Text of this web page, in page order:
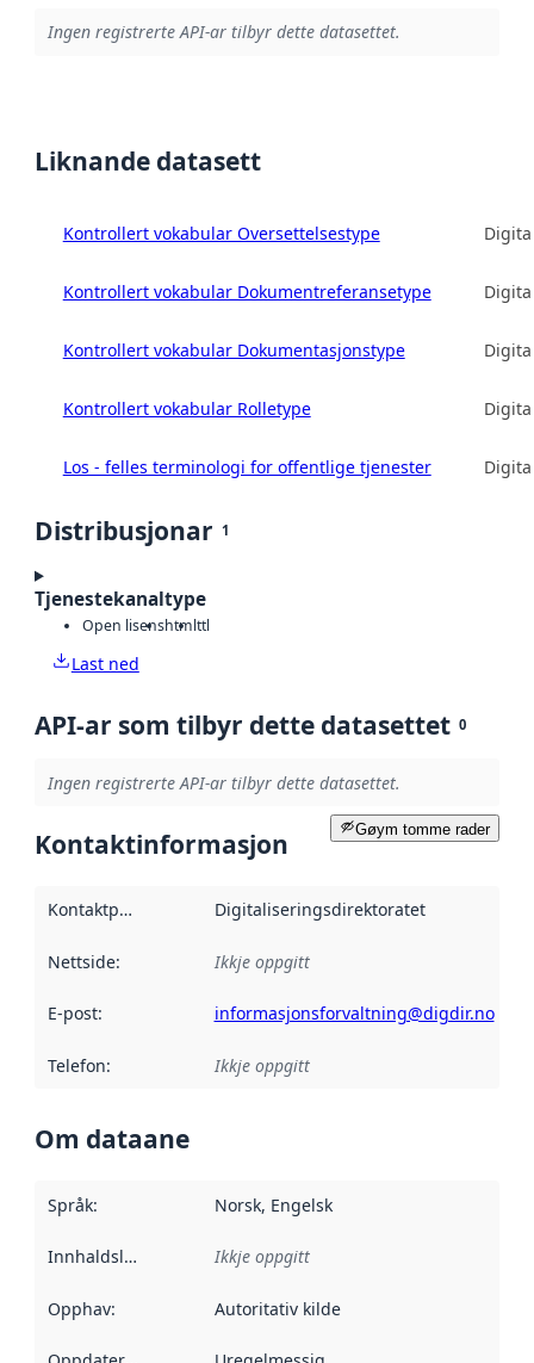
Ingen registrerte API-ar tilbyr dette datasettet.
Liknande datasett
Kontrollert vokabular Oversettelsestype
Kontrollert vokabular Dokumentreferansetype
Kontrollert vokabular Dokumentasjonstype
Kontrollert vokabular Rolletype
Los - felles terminologi for offentlige tjenester
Distribusjonar 1
Tjenestekanaltype
Open lisenshtmlttl
Last ned
API-ar som tilbyr dette datasettet 0
Ingen registrerte API-ar tilbyr dette datasettet.
Gøym tomme rader
Kontaktinformasjon
Kontaktpunkt Digitaliseringsdirektoratet
Nettside: Ikkje oppgitt
E-post: informasjonsforvaltning@digdir.no
Telefon: Ikkje oppgitt
Om dataane
Språk: Norsk, Engelsk
Innhaldsleverandørar :
Ikkje oppgitt
Opphav: Autoritativ kilde